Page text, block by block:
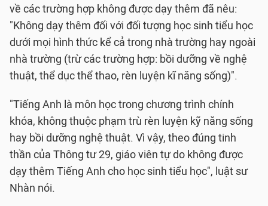
về các trường hợp không được dạy thêm đã nêu:
"Không dạy thêm đối với đối tượng học sinh tiểu học
dưới mọi hình thức kể cả trong nhà trường hay ngoài
nhà trường (trừ các trường hợp: bồi dưỡng về nghệ
thuật, thể dục thể thao, rèn luyện kĩ năng sống)".
"Tiếng Anh là môn học trong chương trình chính
khóa, không thuộc phạm trù rèn luyện kỹ năng sống
hay bồi dưỡng nghệ thuật. Vì vậy, theo đúng tinh
thần của Thông tư 29, giáo viên tự do không được
dạy thêm Tiếng Anh cho học sinh tiểu học", luật sư
Nhàn nói.